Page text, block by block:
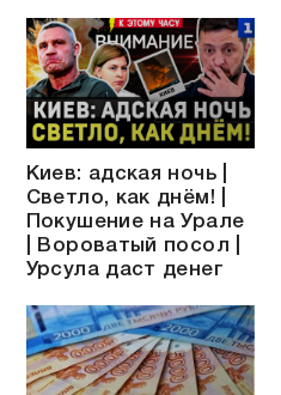
Киев: адская ночь |
Светло, как днём! |
Покушение на Урале
| Вороватый посол |
Урсула даст денег